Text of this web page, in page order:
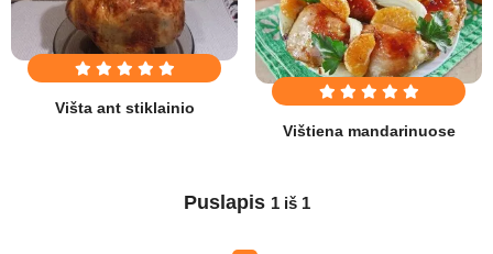
Višta ant stiklainio
Vištiena mandarinuose
Puslapis 1 iš 1